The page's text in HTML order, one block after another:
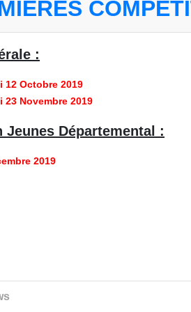
:
12 Octobre 2019
23 Novembre 2019
Jeunes Départemental :
2019